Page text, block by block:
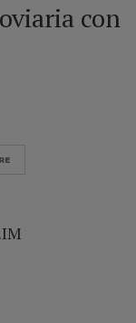
con